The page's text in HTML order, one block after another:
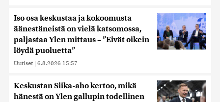
Iso osa keskustaa ja kokoomusta
äänestäneistä on vielä katsomossa,
paljastaa Ylen mittaus – ”Eivät oikein
löydä puoluetta”
Uutiset | 6.8.2026 15:57
Keskustan Siika-aho kertoo, mikä
hänestä on Ylen gallupin todellinen